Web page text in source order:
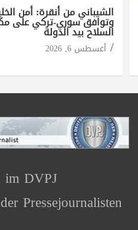
الشيباني من أنقرة: أمن
وتوافق سوري-تركي على
السلاح بيد الدولة
أغسطس 6, 2026
DVPJ
Pressejournalisten